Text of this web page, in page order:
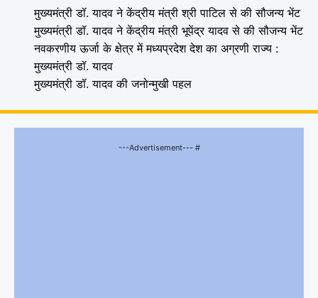
मुख्यमंत्री डॉ. यादव ने केंद्रीय मंत्री श्री पाटिल से की सौजन्य भेंट
मुख्यमंत्री डॉ. यादव ने केंद्रीय मंत्री भूपेंद्र यादव से की सौजन्य भेंट
नवकरणीय ऊर्जा के क्षेत्र में मध्यप्रदेश देश का अग्रणी राज्य :
मुख्यमंत्री डॉ. यादव
मुख्यमंत्री डॉ. यादव की जनोन्मुखी पहल
---Advertisement--- #